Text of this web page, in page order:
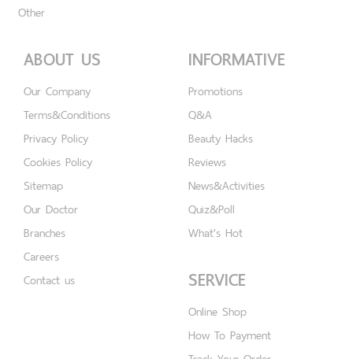
Other
ABOUT US
Our Company
Terms&Conditions
Privacy Policy
Cookies Policy
Sitemap
Our Doctor
Branches
Careers
Contact us
INFORMATIVE
Promotions
Q&A
Beauty Hacks
Reviews
News&Activities
Quiz&Poll
What's Hot
SERVICE
Online Shop
How To Payment